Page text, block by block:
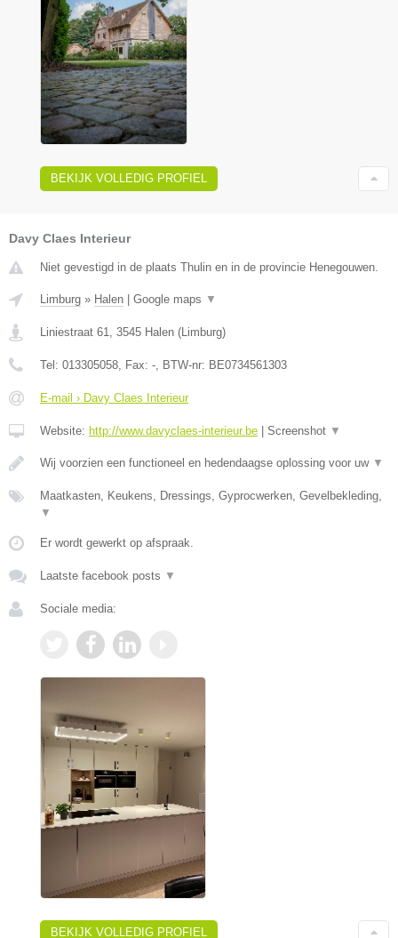
BEKIJK VOLLEDIG PROFIEL
Davy Claes Interieur
Niet gevestigd in de plaats Thulin en in de provincie Henegouwen.
Limburg » Halen Google maps ▼
Liniestraat 61, 3545 Halen (Limburg)
Tel: 013305058, Fax: -, BTW-nr: BE0734561303
E-mail › Davy Claes Interieur
Website: http://www.davyclaes-interieur.be Screenshot ▼
Wij voorzien een functioneel en hedendaagse oplossing voor uw ▼
Maatkasten, Keukens, Dressings, Gyprocwerken, Gevelbekleding,
▼
Er wordt gewerkt op afspraak.
Laatste facebook posts ▼
Sociale media:
BEKIJK VOLLEDIG PROFIEL